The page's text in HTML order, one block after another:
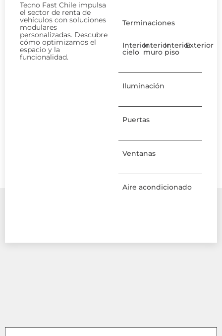
Tecno Fast Chile impulsa
el sector de renta de
vehículos con soluciones
modulares
personalizadas. Descubre
cómo optimizamos el
espacio y la
funcionalidad.
Terminaciones
Interior
cielo
Interior
muro
Interior
piso
Exterior
Iluminación
Puertas
Ventanas
Aire acondicionado